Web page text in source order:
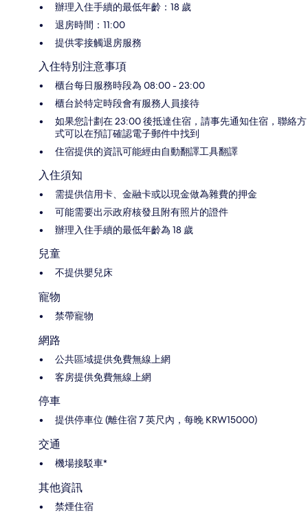
辦理入住手續的最低年齡：18 歲
退房時間：11:00
提供零接觸退房服務
入住特別注意事項
櫃台每日服務時段為 08:00 - 23:00
櫃台於特定時段會有服務人員接待
如果您計劃在 23:00 後抵達住宿，請事先通知住宿，聯絡方
式可以在預訂確認電子郵件中找到
住宿提供的資訊可能經由自動翻譯工具翻譯
入住須知
需提供信用卡、金融卡或以現金做為雜費的押金
可能需要出示政府核發且附有照片的證件
辦理入住手續的最低年齡為 18 歲
兒童
不提供嬰兒床
寵物
禁帶寵物
網路
公共區域提供免費無線上網
客房提供免費無線上網
停車
提供停車位 (離住宿 7 英尺內，每晚 KRW15000)
交通
機場接駁車*
其他資訊
禁煙住宿